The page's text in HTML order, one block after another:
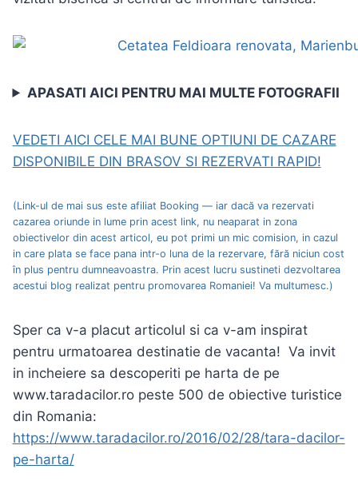
APASATI AICI PENTRU MAI MULTE FOTOGRAFII
VEDETI AICI CELE MAI BUNE OPTIUNI DE CAZARE
DISPONIBILE DIN BRASOV SI REZERVATI RAPID!
(Link-ul de mai sus este afiliat Booking — iar dacă va rezervati
cazarea oriunde in lume prin acest link, nu neaparat in zona
obiectivelor din acest articol, eu pot primi un mic comision, in cazul
in care plata se face pana intr-o luna de la rezervare, fără niciun cost
în plus pentru dumneavoastra. Prin acest lucru sustineti dezvoltarea
acestui blog realizat pentru promovarea Romaniei! Va multumesc.)
Sper ca v-a placut articolul si ca v-am inspirat
pentru urmatoarea destinatie de vacanta! Va invit
in incheiere sa descoperiti pe harta de pe
www.taradacilor.ro peste 500 de obiective turistice
din Romania:
https://www.taradacilor.ro/2016/02/28/tara-dacilor-
pe-harta/